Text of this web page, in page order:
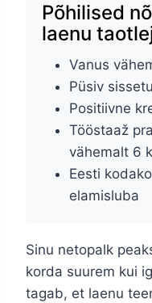
Põhilised
laenu
Vanus
Püsiv
Positiivne
Tööstaaž
vähemalt 6
Eesti
elamisluba
Sinu netopalk
korda suurem kui
tagab, et laenu